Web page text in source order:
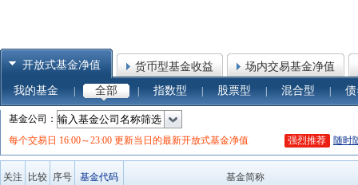
开放式基金净值 货币型基金收益
场内交易基金净值
我的基金
全部 指数型 股票型 混合型
基金公司：
每个交易日 16:00～23:00 更新当日的最新开放式基金净值
强烈推荐 随时
关注 比较 序号 基金代码 基金简称